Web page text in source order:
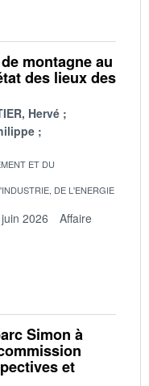
montagne au
des lieux des
Hervé
ET DU
DE L'ENERGIE
2026
Affaire
Simon à
et